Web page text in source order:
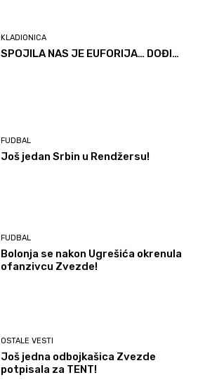
KLADIONICA
SPOJILA NAS JE EUFORIJA… DOĐI…
FUDBAL
Još jedan Srbin u Rendžersu!
FUDBAL
Bolonja se nakon Ugrešića okrenula
ofanzivcu Zvezde!
OSTALE VESTI
Još jedna odbojkašica Zvezde
potpisala za TENT!